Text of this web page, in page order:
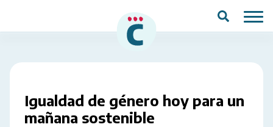
Igualdad de género hoy para un
mañana sostenible